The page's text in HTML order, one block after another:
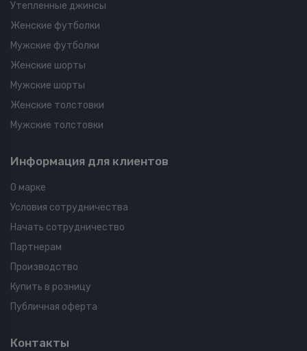
Утепленные джинсы
Женские футболки
Мужские футболки
Женские шорты
Мужские шорты
Женские толстовки
Мужские толстовки
Информация для клиентов
О марке
Условия сотрудничества
Начать сотрудничество
Партнерам
Производство
Купить в розницу
Публичная оферта
Контакты